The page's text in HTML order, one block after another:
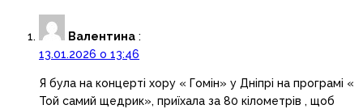
Валентина :
13.01.2026 о 13:46
Я була на концерті хору « Гомін» у Дніпрі на програмі «
Той самий щедрик», приїхала за 80 кілометрів , щоб